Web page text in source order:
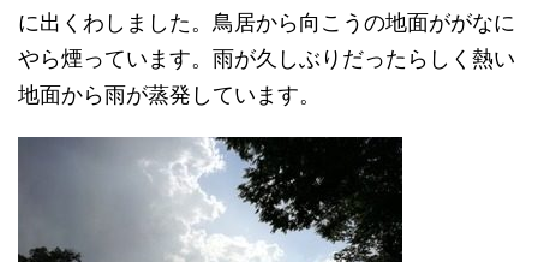
に出くわしました。鳥居から向こうの地面ががなに
やら煙っています。雨が久しぶりだったらしく熱い
地面から雨が蒸発しています。